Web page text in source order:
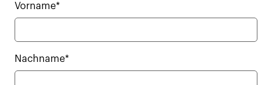
Vorname*
Nachname*